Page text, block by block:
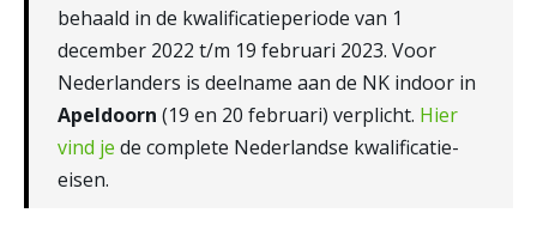
behaald in de kwalificatieperiode van 1
december 2022 t/m 19 februari 2023. Voor
Nederlanders is deelname aan de NK indoor in
Apeldoorn (19 en 20 februari) verplicht. Hier
vind je de complete Nederlandse kwalificatie-
eisen.